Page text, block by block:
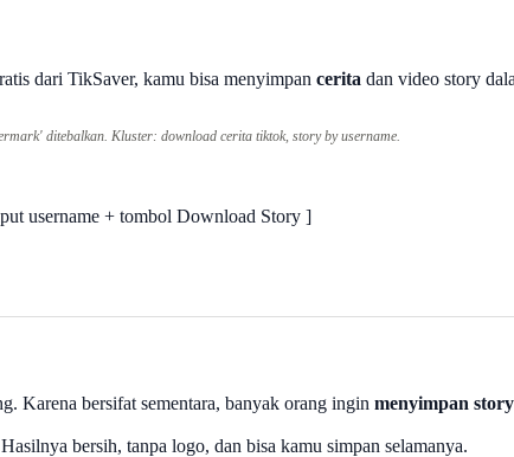
dari TikSaver, kamu bisa menyimpan cerita dan video story
ditebalkan. Kluster: download cerita tiktok, story by username.
username + tombol Download Story ]
Karena bersifat sementara, banyak orang ingin menyimpan story
bersih, tanpa logo, dan bisa kamu simpan selamanya.